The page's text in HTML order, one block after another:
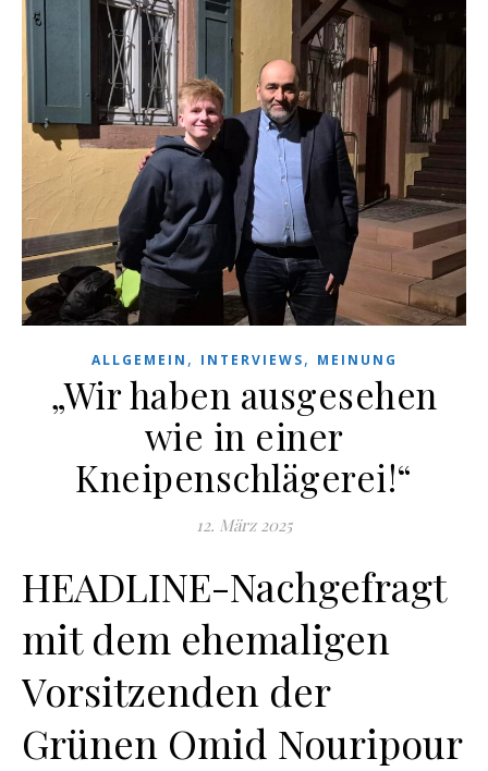
ALLGEMEIN , INTERVIEWS, MEINUNG
„Wir haben ausgesehen
wie in einer
Kneipenschlägerei!“
12. März 2025
HEADLINE-Nachgefragt
mit dem ehemaligen
Vorsitzenden der
Grünen Omid Nouripour